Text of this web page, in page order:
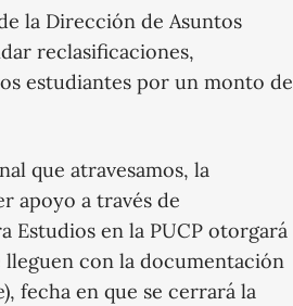
la Dirección de Asuntos
reclasificaciones,
estudiantes por un monto de
que atravesamos, la
apoyo a través de
Estudios en la PUCP otorgará
con la documentación
fecha en que se cerrará la